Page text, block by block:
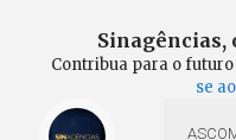
Sinagências,
Contribua para o
se